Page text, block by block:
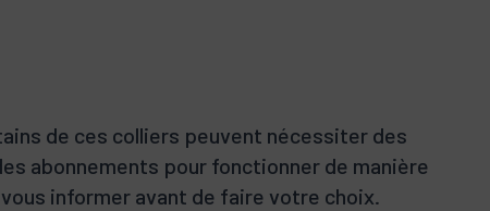
de ces colliers peuvent nécessiter des
abonnements pour fonctionner de manière
informer avant de faire votre choix.